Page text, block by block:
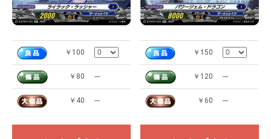
￥100
￥80 ---
￥40 ---
￥150
￥120 ---
￥60 ---